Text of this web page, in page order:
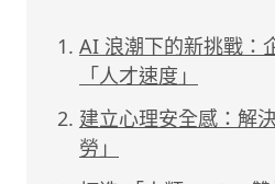
AI 浪潮下的新挑戰：
「人才速度」
建立心理安全感：解
勞」